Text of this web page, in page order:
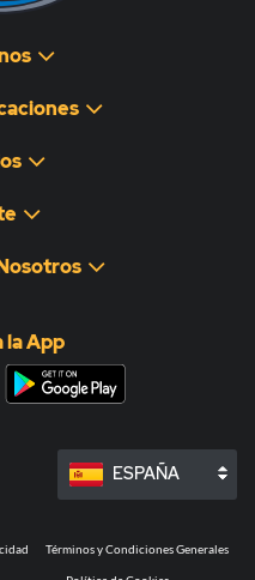
la App
ESPAÑA
Términos y Condiciones Generales